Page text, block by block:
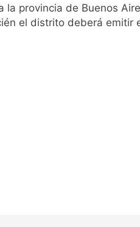
provincia de Buenos
el distrito deberá emitir